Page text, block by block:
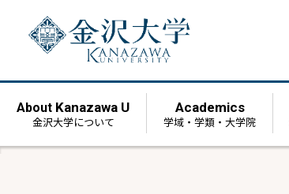
About Kanazawa U
金沢大学について
Academics
学域・学類・大学院